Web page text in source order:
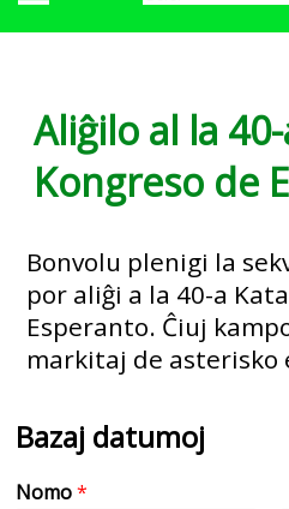
Aliĝilo al la
Kongreso de
Bonvolu plenigi la
por aliĝi a la 40-a
Esperanto. Ĉiuj
markitaj de asterisko
Bazaj datumoj
Nomo*